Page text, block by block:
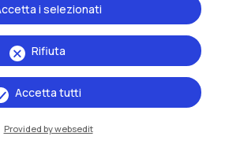
Rifiuta
i selezionati
Accetta tutti
Provided by websedit